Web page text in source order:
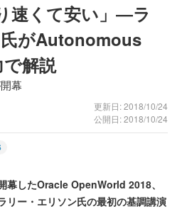
速くて安い」―ラ
がAutonomous
解説
幕
更新日: 2018/10/24
公開日: 2018/10/24
幕したOracle OpenWorld 2018、
リー・エリソン氏の最初の基調講演